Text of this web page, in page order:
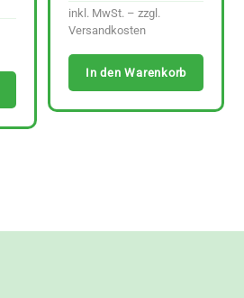
inkl. MwSt. – zzgl.
Versandkosten
In den Warenkorb